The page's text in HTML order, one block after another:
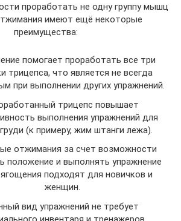
проработать не одну группу мышц
имеют ещё некоторые
преимущества:
помогает проработать все три
трицепса, что является не всегда
при выполнении других упражнений.
трицепс повышает
выполнения упражнений для
(к примеру, жим штанги лежа).
отжимания за счет возможности
положение и выполнять упражнение
подходят для новичков и
женщин.
вид упражнений не требует